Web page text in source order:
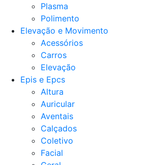
Plasma
Polimento
Elevação e Movimento
Acessórios
Carros
Elevação
Epis e Epcs
Altura
Auricular
Aventais
Calçados
Coletivo
Facial